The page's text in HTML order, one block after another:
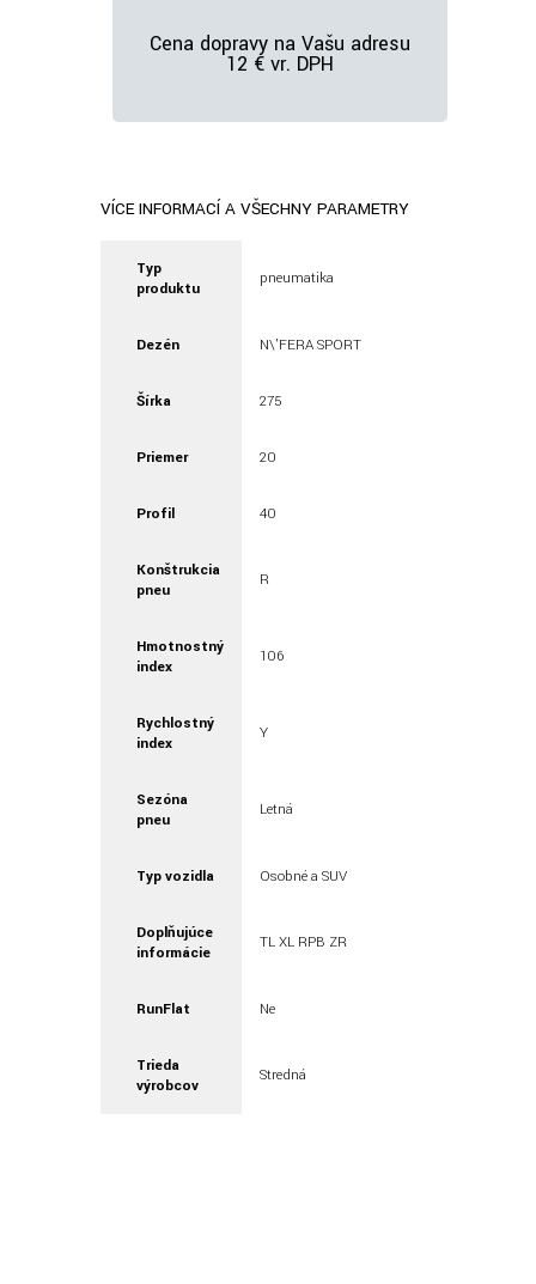
Cena dopravy na Vašu adresu
12 € vr. DPH
VÍCE INFORMACÍ A VŠECHNY PARAMETRY
Typ
produktu
pneumatika
Dezén N\'FERA SPORT
Šírka 275
Priemer 20
Profil 40
Konštrukcia
pneu
R
Hmotnostný
index
106
Rychlostný
index
Y
Sezóna
pneu
Letná
Typ vozidla Osobné a SUV
Doplňujúce
informácie
TL XL RPB ZR
RunFlat Ne
Trieda
výrobcov
Stredná